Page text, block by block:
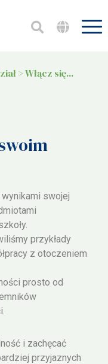
>Włącz się...
swojej
przykłady
z otoczeniem
prosto od
i zachęcać
przyjaznych
3